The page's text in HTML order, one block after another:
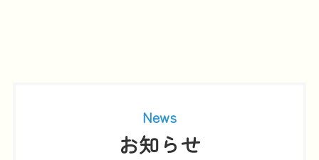
News
お知らせ